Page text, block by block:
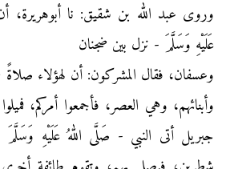
وروى عبد الله بن شقيق: نا أبوهريرة،
عَلَيْهِ وَسَلَّمَ - نزل بين ضجنان
وعسفان، فقال المشركون: أن لهؤلاء
وأبنائهم، وهي العصر، فأجمعوا أمركم،
جبريل أتى النبي - صَلَّى اللهُ عَلَيْهِ وَسَلَّمَ